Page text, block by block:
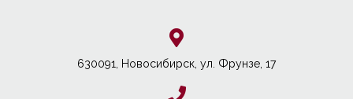
630091, Новосибирcк, ул. Фрунзе, 17